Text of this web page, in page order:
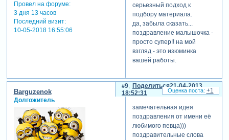
Провел на форуме:
3 дня 13 часов
Последний визит:
10-05-2018 16:55:06
серьезный подход к
подбору материала.
да, забыла сказать...
поздравление малышочка -
просто супер!! на мой
взгляд - это изюминка
вашей работы.
Поделиться
9
21-04-2013
18:52:31
Barguzenok
Долгожитель
замечательная идея
поздравления от имени её
любимого певца)))
поздравительные слова
+1